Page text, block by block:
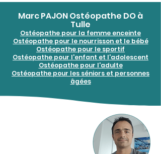
Marc PAJON Ostéopathe DO à
Tulle
Ostéopathe pour la femme enceinte
Ostéopathe pour le nourrisson et le bébé
Ostéopathe pour le sportif
Ostéopathe pour l'enfant et l'adolescent
Ostéopathe pour l'adulte
Ostéopathe pour les séniors et personnes
âgées